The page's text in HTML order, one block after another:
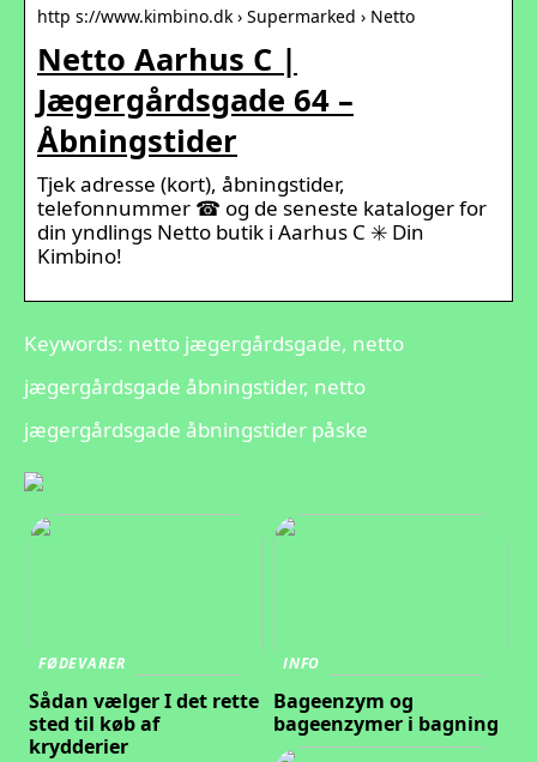
http s://www.kimbino.dk › Supermarked › Netto
Netto Aarhus C |
Jægergårdsgade 64 –
Åbningstider
Tjek adresse (kort), åbningstider,
telefonnummer ☎ og de seneste kataloger for
din yndlings Netto butik i Aarhus C ✳️ Din
Kimbino!
Keywords: netto jægergårdsgade, netto
jægergårdsgade åbningstider, netto
jægergårdsgade åbningstider påske
FØDEVARER
Sådan vælger I det rette
sted til køb af
krydderier
INFO
Bageenzym og
bageenzymer i bagning